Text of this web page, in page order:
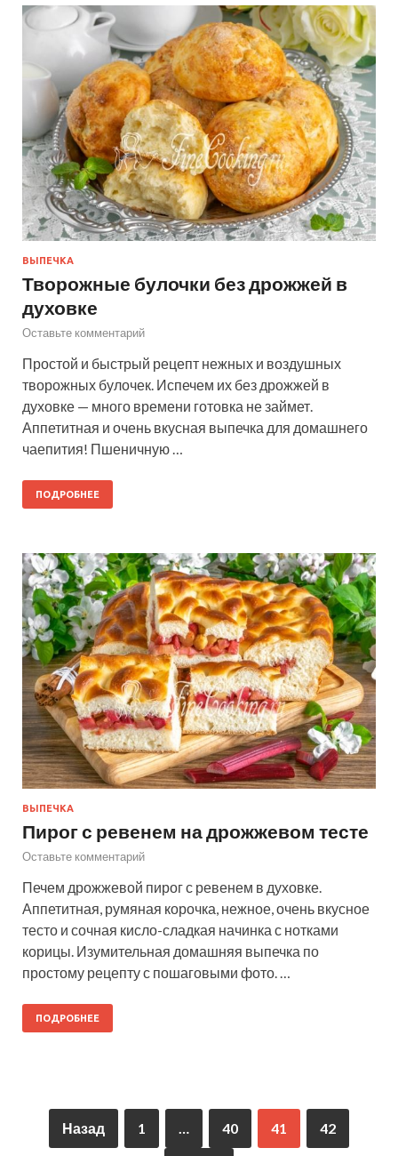
ВЫПЕЧКА
Творожные булочки без дрожжей в
духовке
Оставьте комментарий
Простой и быстрый рецепт нежных и воздушных
творожных булочек. Испечем их без дрожжей в
духовке — много времени готовка не займет.
Аппетитная и очень вкусная выпечка для домашнего
чаепития! Пшеничную …
ПОДРОБНЕЕ
ВЫПЕЧКА
Пирог с ревенем на дрожжевом тесте
Оставьте комментарий
Печем дрожжевой пирог с ревенем в духовке.
Аппетитная, румяная корочка, нежное, очень вкусное
тесто и сочная кисло-сладкая начинка с нотками
корицы. Изумительная домашняя выпечка по
простому рецепту с пошаговыми фото. …
ПОДРОБНЕЕ
Назад 1 … 40 41 42